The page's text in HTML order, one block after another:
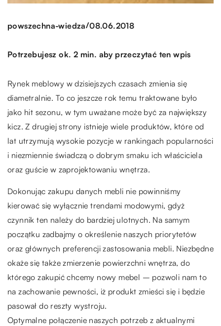
powszechna-wiedza/08.06.2018
Potrzebujesz ok. 2 min. aby przeczytać ten wpis
Rynek meblowy w dzisiejszych czasach zmienia się
diametralnie. To co jeszcze rok temu traktowane było
jako hit sezonu, w tym uważane może być za największy
kicz. Z drugiej strony istnieje wiele produktów, które od
lat utrzymują wysokie pozycje w rankingach popularności
i niezmiennie świadczą o dobrym smaku ich właściciela
oraz guście w zaprojektowaniu wnętrza.
Dokonując zakupu danych mebli nie powinniśmy
kierować się wyłącznie trendami modowymi, gdyż
czynnik ten należy do bardziej ulotnych. Na samym
początku zadbajmy o określenie naszych priorytetów
oraz głównych preferencji zastosowania mebli. Niezbędne
okaże się także zmierzenie powierzchni wnętrza, do
którego zakupić chcemy nowy mebel – pozwoli nam to
na zachowanie pewności, iż produkt zmieści się i będzie
pasował do reszty wystroju.
Optymalne połączenie naszych potrzeb z aktualnymi